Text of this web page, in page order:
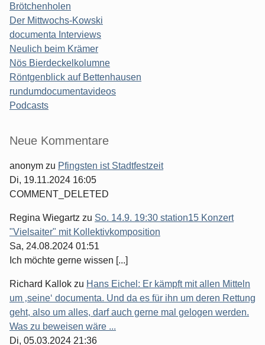
Brötchenholen
Der Mittwochs-Kowski
documenta Interviews
Neulich beim Krämer
Nös Bierdeckelkolumne
Röntgenblick auf Bettenhausen
rundumdocumentavideos
Podcasts
Seitenleiste
Neue Kommentare
anonym zu Pfingsten ist Stadtfestzeit
Di, 19.11.2024 16:05
COMMENT_DELETED
Regina Wiegartz zu So. 14.9. 19:30 station15 Konzert
"Vielsaiter" mit Kollektivkomposition
Sa, 24.08.2024 01:51
Ich möchte gerne wissen [...]
Richard Kallok zu Hans Eichel: Er kämpft mit allen Mitteln
um ‚seine‘ documenta. Und da es für ihn um deren Rettung
geht, also um alles, darf auch gerne mal gelogen werden.
Was zu beweisen wäre ...
Di, 05.03.2024 21:36